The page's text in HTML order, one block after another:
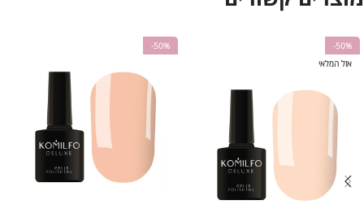
-50%
אזל המלאי
-50%